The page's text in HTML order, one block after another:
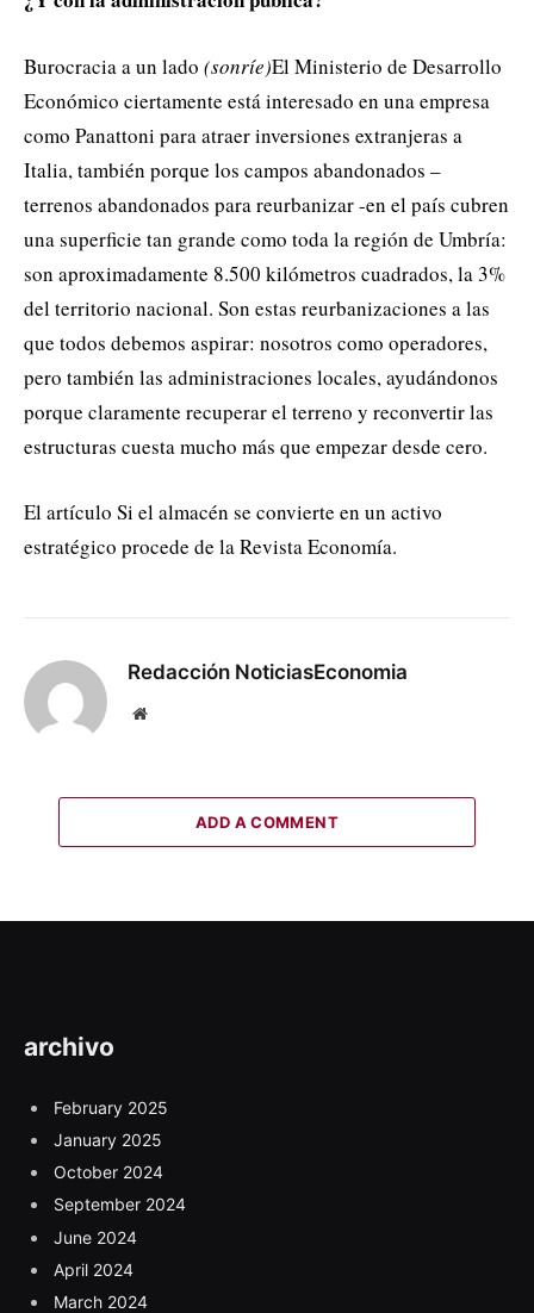
Burocracia a un lado (sonríe)El Ministerio de Desarrollo
Económico ciertamente está interesado en una empresa
como Panattoni para atraer inversiones extranjeras a
Italia, también porque los campos abandonados –
terrenos abandonados para reurbanizar -en el país cubren
una superficie tan grande como toda la región de Umbría:
son aproximadamente 8.500 kilómetros cuadrados, la 3%
del territorio nacional. Son estas reurbanizaciones a las
que todos debemos aspirar: nosotros como operadores,
pero también las administraciones locales, ayudándonos
porque claramente recuperar el terreno y reconvertir las
estructuras cuesta mucho más que empezar desde cero.
El artículo Si el almacén se convierte en un activo
estratégico procede de la Revista Economía.
Redacción NoticiasEconomia
Website
ADD A COMMENT
archivo
February 2025
January 2025
October 2024
September 2024
June 2024
April 2024
March 2024